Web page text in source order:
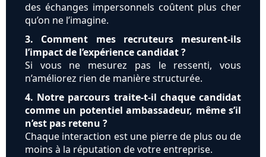
des échanges impersonnels coûtent plus cher
qu’on ne l’imagine.
3. Comment mes recruteurs mesurent-ils
l’impact de l’expérience candidat ?
Si vous ne mesurez pas le ressenti, vous
n’améliorez rien de manière structurée.
4. Notre parcours traite-t-il chaque candidat
comme un potentiel ambassadeur, même s’il
n’est pas retenu ?
Chaque interaction est une pierre de plus ou de
moins à la réputation de votre entreprise.